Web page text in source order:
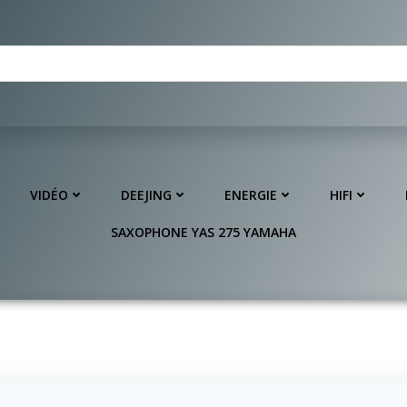
VIDÉO DEEJING ENERGIE HIFI
SAXOPHONE YAS 275 YAMAHA